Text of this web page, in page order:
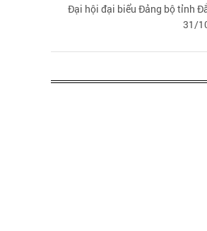
Đại hội đại biểu Đảng bộ tỉnh
31/